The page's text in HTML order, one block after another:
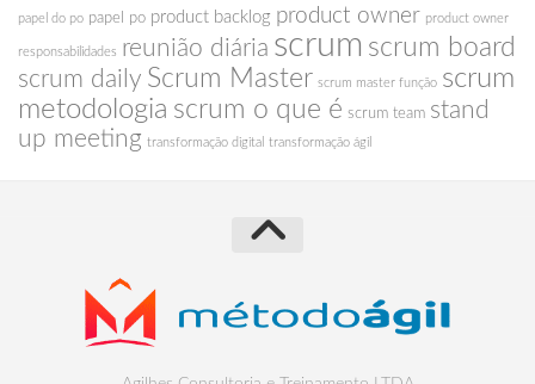
papel do po papel po product backlog product owner product owner
responsabilidades reunião diária scrum scrum board
scrum daily Scrum Master scrum master função scrum
metodologia scrum o que é scrum team stand
up meeting transformação digital transformação ágil